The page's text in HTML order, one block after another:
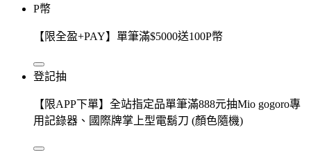
P幣
【限全盈+PAY】單筆滿$5000送100P幣
登記抽
【限APP下單】全站指定品單筆滿888元抽Mio gogoro專
用記錄器、國際牌掌上型電鬍刀 (顏色隨機)